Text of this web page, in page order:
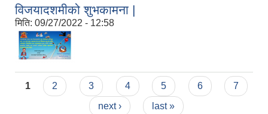
विजयादशमीको शुभकामना |
मिति: 09/27/2022 - 12:58
Pages
1 2 3 4 5 6
7
next ›
last »